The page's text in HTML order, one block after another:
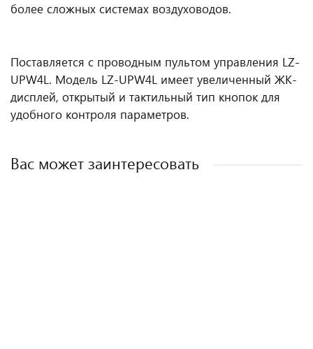
более сложных системах воздуховодов.
Поставляется с проводным пультом управления LZ-
UPW4L. Модель LZ-UPW4L имеет увеличенный ЖК-
дисплей, открытый и тактильный тип кнопок для
удобного контроля параметров.
Вас может заинтересовать